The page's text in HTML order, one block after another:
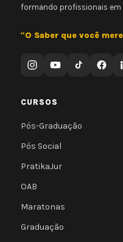
formando profissionais em
"O Saber que você
CURSOS
Pós-Graduação
Pós Social
PratikaJur
OAB
Maratonas
Graduação